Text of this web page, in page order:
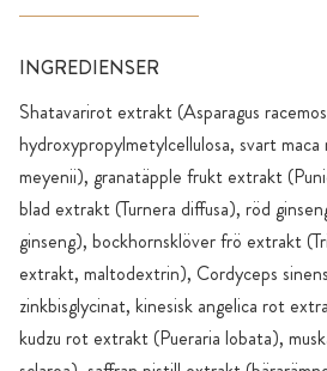
INGREDIENSER
Shatavarirot extrakt (Asparagus
hydroxypropylmetylcellulosa, svart
meyenii), granatäpple frukt extrakt
blad extrakt (Turnera diffusa), röd
ginseng), bockhornsklöver frö extrakt
extrakt, maltodextrin), Cordyceps
zinkbisglycinat, kinesisk angelica rot
kudzu rot extrakt (Pueraria lobata),